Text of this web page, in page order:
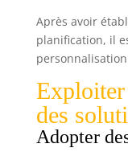
Après avoir
planification, il
Exploiter
des
Adopter